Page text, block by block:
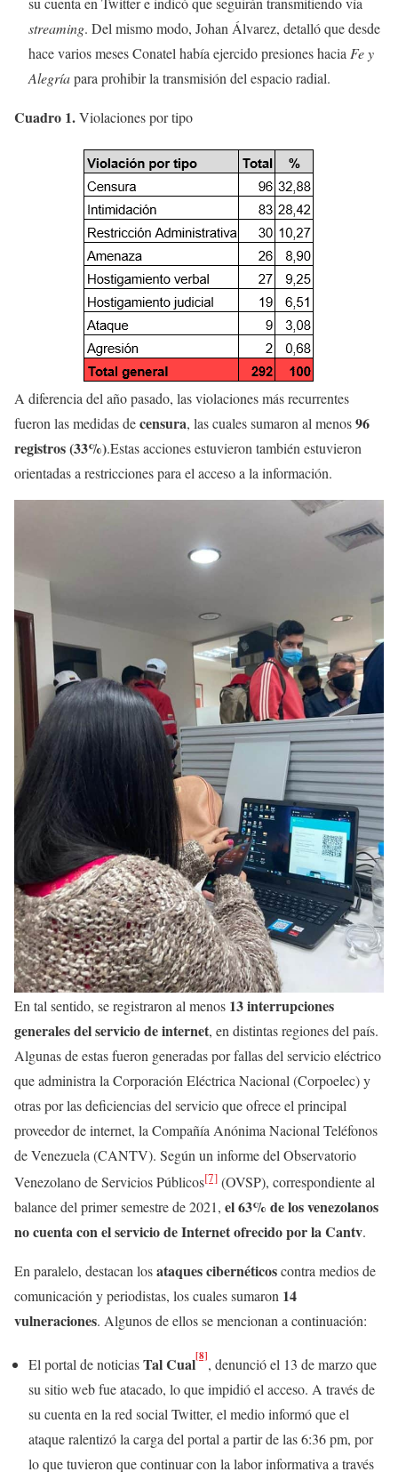
streaming. Del mismo modo, Johan Álvarez, detalló que desde
hace varios meses Conatel había ejercido presiones hacia Fe y
Alegríapara prohibir la transmisión del espacio radial.
Cuadro 1.Violaciones por tipo
A diferencia del año pasado, las violaciones más recurrentes
fueron las medidas decensura, las cuales sumaron al menos96
registros (33%).Estas acciones estuvieron también estuvieron
orientadas a restricciones para el acceso a la información.
En tal sentido, se registraron al menos 13 interrupciones
generales del servicio de internet, en distintas regiones del país.
Algunas de estas fueron generadas por fallas del servicio eléctrico
que administra la Corporación Eléctrica Nacional (Corpoelec) y
otras por las deficiencias del servicio que ofrece el principal
proveedor de internet, la Compañía Anónima Nacional Teléfonos
de Venezuela (CANTV). Según un informe del Observatorio
Venezolano de Servicios Públicos[7] (OVSP), correspondiente al
balance del primer semestre de 2021, el 63% de los venezolanos
no cuenta con el servicio de Internet ofrecido por la Cantv.
En paralelo, destacan losataques cibernéticoscontra medios de
comunicación y periodistas, los cuales sumaron 14
vulneraciones. Algunos de ellos se mencionan a continuación:
El portal de noticiasTal Cual[8], denunció el 13 de marzo que
su sitio web fue atacado, lo que impidió el acceso. A través de
su cuenta en la red social Twitter, el medio informó que el
ataque ralentizó la carga del portal a partir de las 6:36 pm, por
lo que tuvieron que continuar con la labor informativa a través